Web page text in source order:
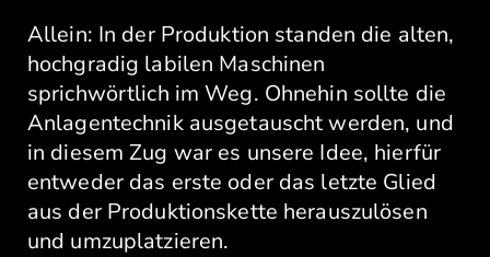
Allein: In der Produktion standen die alten,
hochgradig labilen Maschinen
sprichwörtlich im Weg. Ohnehin sollte die
Anlagentechnik ausgetauscht werden, und
in diesem Zug war es unsere Idee, hierfür
entweder das erste oder das letzte Glied
aus der Produktionskette herauszulösen
und umzuplatzieren.